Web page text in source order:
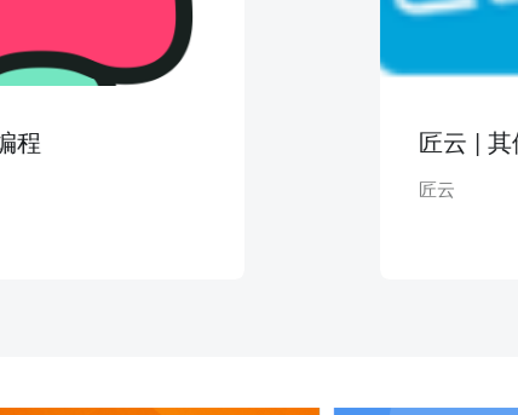
匠云 | 其他